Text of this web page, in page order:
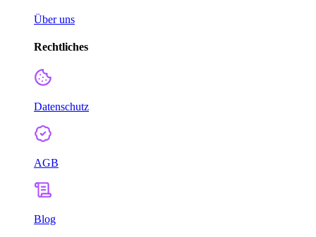
Über uns
Rechtliches
Datenschutz
AGB
Blog